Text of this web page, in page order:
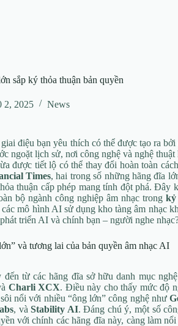
sắp ký thỏa thuận bản quyền
2, 2025 News
điệu bạn yêu thích có thể được tạo ra
ngoặt lịch sử, nơi công nghệ và nghệ
được tiết lộ có thể thay đổi hoàn toàn
Times, hai trong số những hãng đĩa
thuận cấp phép mang tính đột phá. Đây
bộ ngành công nghiệp âm nhạc trong kỷ
mô hình AI sử dụng kho tàng âm nhạc
triển AI và chính bạn – người nghe
và tương lai của bản quyền âm nhạc AI
đến từ các hãng đĩa sở hữu danh mục
Charli XCX. Điều này cho thấy mức độ
nổi với nhiều “ông lớn” công nghệ như
, vàStability AI. Đáng chú ý, một số
với chính các hãng đĩa này, càng làm